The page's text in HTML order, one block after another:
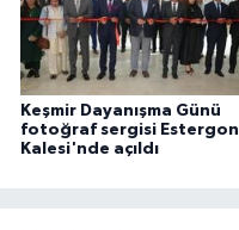
Keşmir Dayanışma Günü
fotoğraf sergisi Estergon
Kalesi'nde açıldı